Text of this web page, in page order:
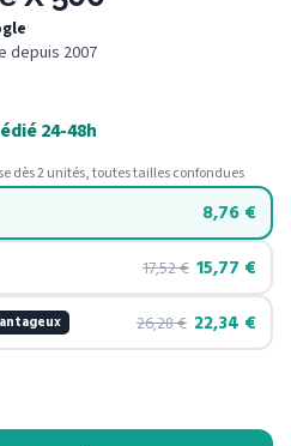
·
depuis 2007
24-48h
dès 2 unités, toutes tailles confondues
8,76 €
17,52€ 15,77 €
26,28€ 22,34 €